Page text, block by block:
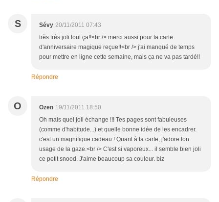
S Sévy 20/11/2011 07:43
très très joli tout ça!!<br /> merci aussi pour ta carte
d'anniversaire magique reçue!!<br /> j'ai manqué de temps
pour mettre en ligne cette semaine, mais ça ne va pas tardé!!
Répondre
O Ozen 19/11/2011 18:50
Oh mais quel joli échange !!! Tes pages sont fabuleuses
(comme d'habitude...) et quelle bonne idée de les encadrer.
c'est un magnifique cadeau ! Quant à ta carte, j'adore ton
usage de la gaze.<br /> C'est si vaporeux... il semble bien joli
ce petit snood. J'aime beaucoup sa couleur. biz
Répondre